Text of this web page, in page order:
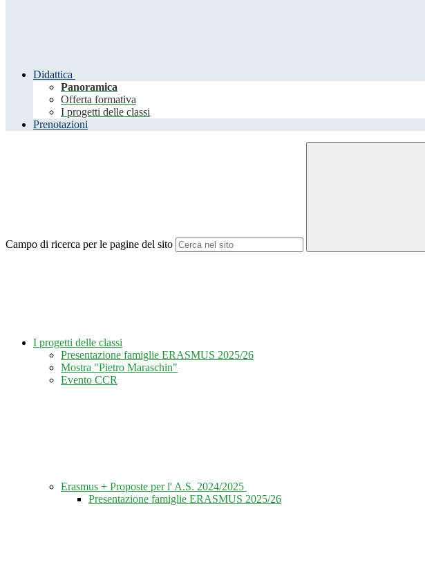
Didattica
Panoramica
Offerta formativa
I progetti delle classi
Prenotazioni
Campo di ricerca per le pagine del sito
I progetti delle classi
Presentazione famiglie ERASMUS 2025/26
Mostra "Pietro Maraschin"
Evento CCR
Erasmus + Proposte per l' A.S. 2024/2025
Presentazione famiglie ERASMUS 2025/26